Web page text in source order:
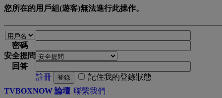
您所在的用戶組(遊客)無法進行此操作。
密碼
安全提問
回答
註冊
登錄
記住我的登錄狀態
TVBOXNOW 論壇 |聯繫我們